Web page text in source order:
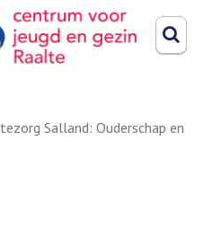
Salland: Ouderschap en